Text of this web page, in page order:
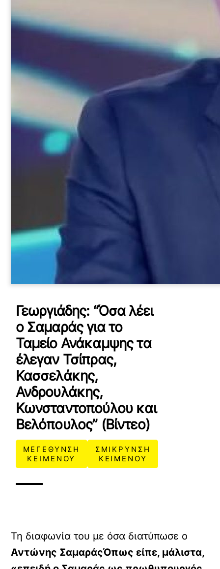
Γεωργιάδης: “Όσα λέει
ο Σαμαράς για το
Ταμείο Ανάκαμψης τα
έλεγαν Τσίπρας,
Κασσελάκης,
Ανδρουλάκης,
Κωνσταντοπούλου και
Βελόπουλος” (Βίντεο)
ΜΕΓΕΘΥΝΣΗ
ΚΕΙΜΕΝΟΥ
ΣΜΙΚΡΥΝΣΗ
ΚΕΙΜΕΝΟΥ
Τη διαφωνία του με όσα διατύπωσε ο
Αντώνης ΣαμαράςΌπως είπε, μάλιστα,